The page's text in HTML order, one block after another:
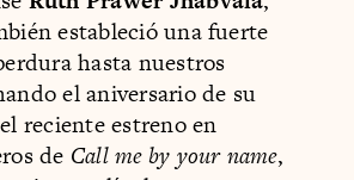
estableció una fuerte
hasta nuestros
el aniversario de su
reciente estreno en
de Call me by your name,